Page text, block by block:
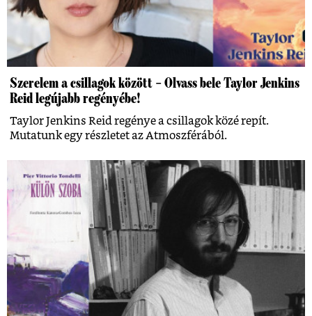
Szerelem a csillagok között – Olvass bele Taylor Jenkins
Reid legújabb regényébe!
Taylor Jenkins Reid regénye a csillagok közé repít.
Mutatunk egy részletet az Atmoszférából.